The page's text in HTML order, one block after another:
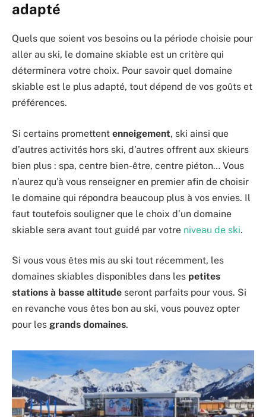
adapté
Quels que soient vos besoins ou la période choisie pour
aller au ski, le domaine skiable est un critère qui
déterminera votre choix. Pour savoir quel domaine
skiable est le plus adapté, tout dépend de vos goûts et
préférences.
Si certains promettent enneigement, ski ainsi que
d’autres activités hors ski, d’autres offrent aux skieurs
bien plus : spa, centre bien-être, centre piéton… Vous
n’aurez qu’à vous renseigner en premier afin de choisir
le domaine qui répondra beaucoup plus à vos envies. Il
faut toutefois souligner que le choix d’un domaine
skiable sera avant tout guidé par votre niveau de ski.
Si vous vous êtes mis au ski tout récemment, les
domaines skiables disponibles dans les petites
stations à basse altitude seront parfaits pour vous. Si
en revanche vous êtes bon au ski, vous pouvez opter
pour les grands domaines.